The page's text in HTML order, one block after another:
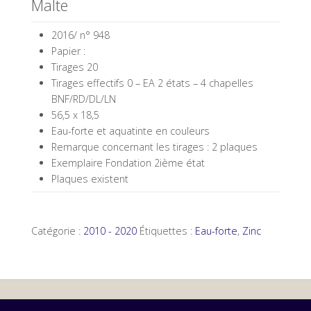
Malte
2016/ n° 948
Papier :
Tirages 20
Tirages effectifs 0 – EA 2 états – 4 chapelles
BNF/RD/DL/LN
56,5 x 18,5
Eau-forte et aquatinte en couleurs
Remarque concernant les tirages : 2 plaques
Exemplaire Fondation 2ième état
Plaques existent
Catégorie : 2010 - 2020 Étiquettes : Eau-forte, Zinc